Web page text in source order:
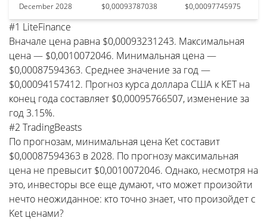
December 2028 $0,00093787038 $0,00097745975
#1 LiteFinance
Вначале цена равна $0,00093231243. Максимальная
цена — $0,0010072046. Минимальная цена —
$0,00087594363. Среднее значение за год —
$0,00094157412. Прогноз курса доллара США к KET на
конец года составляет $0,00095766507, изменение за
год 3.15%.
#2 TradingBeasts
По прогнозам, минимальная цена Ket составит
$0,00087594363 в 2028. По прогнозу максимальная
цена не превысит $0,0010072046. Однако, несмотря на
это, инвесторы все еще думают, что может произойти
нечто неожиданное: кто точно знает, что произойдет с
Ket ценами?